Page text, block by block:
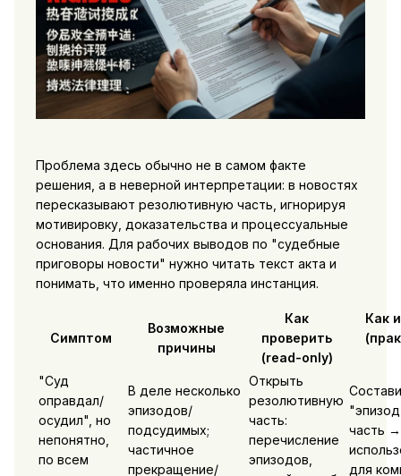
Проблема здесь обычно не в самом факте
решения, а в неверной интерпретации: в новостях
пересказывают резолютивную часть, игнорируя
мотивировку, доказательства и процессуальные
основания. Для рабочих выводов по "судебные
приговоры новости" нужно читать текст акта и
понимать, что именно проверяла инстанция.
Симптом
Возможные
причины
Как
проверить
(read-only)
Как
"Суд
оправдал/
осудил", но
непонятно,
по всем
В деле несколько
эпизодов/
подсудимых;
частичное
прекращение/
Открыть
резолютивную
часть:
перечисление
эпизодов,
часть
для